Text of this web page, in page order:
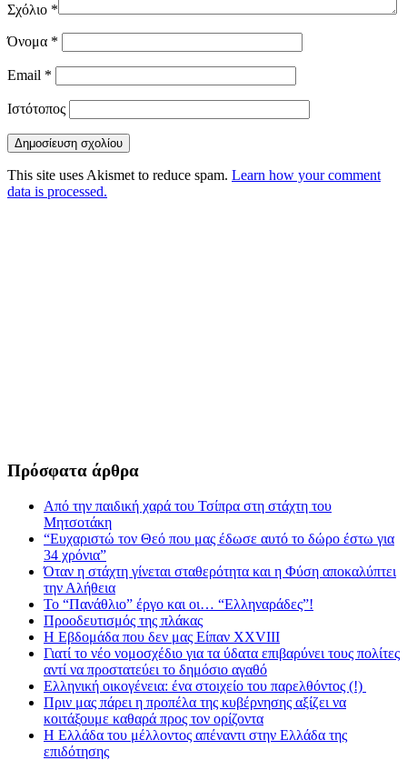
Σχόλιο *
Όνομα *
Email *
Ιστότοπος
This site uses Akismet to reduce spam. Learn how your comment
data is processed.
Πρόσφατα άρθρα
Από την παιδική χαρά του Τσίπρα στη στάχτη του
Μητσοτάκη
“Ευχαριστώ τον Θεό που μας έδωσε αυτό το δώρο έστω για
34 χρόνια”
Όταν η στάχτη γίνεται σταθερότητα και η Φύση αποκαλύπτει
την Αλήθεια
Το “Πανάθλιο” έργο και οι… “Ελληναράδες”!
Προοδευτισμός της πλάκας
Η Εβδομάδα που δεν μας Είπαν XXVIII
Γιατί το νέο νομοσχέδιο για τα ύδατα επιβαρύνει τους πολίτες
αντί να προστατεύει το δημόσιο αγαθό
Ελληνική οικογένεια: ένα στοιχείο του παρελθόντος (!)
Πριν μας πάρει η προπέλα της κυβέρνησης αξίζει να
κοιτάξουμε καθαρά προς τον ορίζοντα
Η Ελλάδα του μέλλοντος απέναντι στην Ελλάδα της
επιδότησης